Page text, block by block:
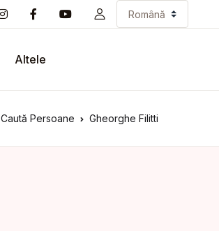
Altele
Caută Persoane Gheorghe Filitti